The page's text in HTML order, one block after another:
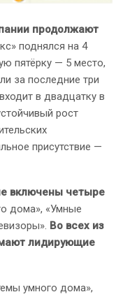
продолжают
поднялся на 4
пятёрку — 5 место,
за последние три
в двадцатку в
рост
присутствие —
включены четыре
дома», «Умные
Во всех из
лидирующие
умного дома»,